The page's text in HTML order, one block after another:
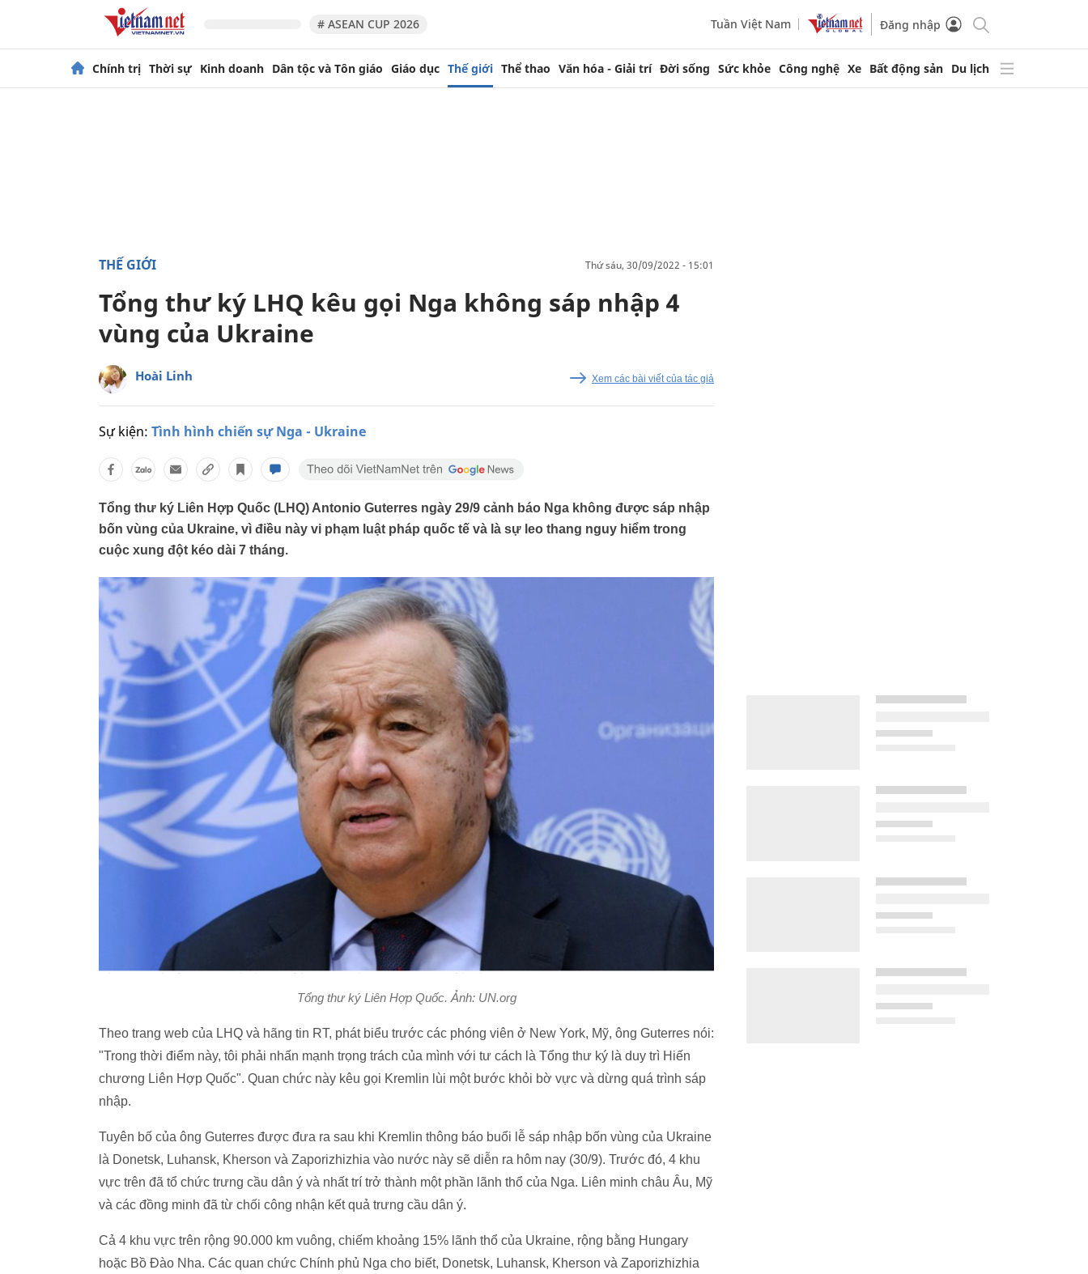
# ASEAN CUP 2026 Tuần Việt Nam Đăng nhập
Chính trị Thời sự Kinh doanh Dân tộc và Tôn giáo Giáo dục Thế giới Thể thao Văn hóa - Giải trí Đời sống Sức khỏe Công nghệ Xe Bất động sản Du lịch
THẾ GIỚI thứ sáu, 30/09/2022 - 15:01
Tổng thư ký LHQ kêu gọi Nga không sáp nhập 4
vùng của Ukraine
Hoài Linh Xem các bài viết của tác giả
Sự kiện: Tình hình chiến sự Nga - Ukraine
Tổng thư ký Liên Hợp Quốc (LHQ) Antonio Guterres ngày 29/9 cảnh báo Nga không được sáp nhập
bốn vùng của Ukraine, vì điều này vi phạm luật pháp quốc tế và là sự leo thang nguy hiểm trong
cuộc xung đột kéo dài 7 tháng.
Tổng thư ký Liên Hợp Quốc. Ảnh: UN.org
Theo trang web của LHQ và hãng tin RT, phát biểu trước các phóng viên ở New York, Mỹ, ông Guterres nói:
"Trong thời điểm này, tôi phải nhấn mạnh trọng trách của mình với tư cách là Tổng thư ký là duy trì Hiến
chương Liên Hợp Quốc". Quan chức này kêu gọi Kremlin lùi một bước khỏi bờ vực và dừng quá trình sáp
nhập.
Tuyên bố của ông Guterres được đưa ra sau khi Kremlin thông báo buổi lễ sáp nhập bốn vùng của Ukraine
là Donetsk, Luhansk, Kherson và Zaporizhizhia vào nước này sẽ diễn ra hôm nay (30/9). Trước đó, 4 khu
vực trên đã tổ chức trưng cầu dân ý và nhất trí trở thành một phần lãnh thổ của Nga. Liên minh châu Âu, Mỹ
và các đồng minh đã từ chối công nhận kết quả trưng cầu dân ý.
Cả 4 khu vực trên rộng 90.000 km vuông, chiếm khoảng 15% lãnh thổ của Ukraine, rộng bằng Hungary
hoặc Bồ Đào Nha. Các quan chức Chính phủ Nga cho biết, Donetsk, Luhansk, Kherson và Zaporizhizhia